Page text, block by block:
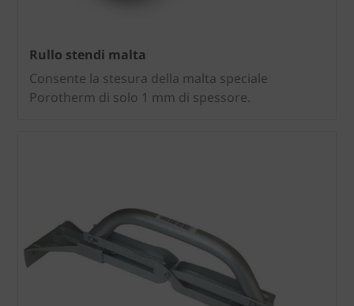
Rullo stendi malta
Consente la stesura della malta speciale
Porotherm di solo 1 mm di spessore.